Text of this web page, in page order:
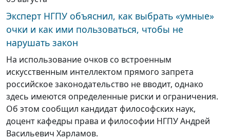
Эксперт НГПУ объяснил, как выбрать «умные»
очки и как ими пользоваться, чтобы не
нарушать закон
На использование очков со встроенным
искусственным интеллектом прямого запрета
российское законодательство не вводит, однако
здесь имеются определенные риски и ограничения.
Об этом сообщил кандидат философских наук,
доцент кафедры права и философии НГПУ Андрей
Васильевич Харламов.